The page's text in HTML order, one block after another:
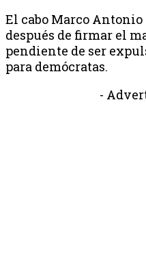
El cabo Marco Antonio
después de firmar el
pendiente de ser
para demócratas.
-